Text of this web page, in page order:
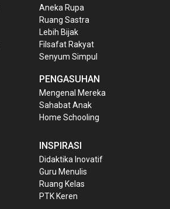
Aneka Rupa
Ruang Sastra
Lebih Bijak
Filsafat Rakyat
Senyum Simpul
PENGASUHAN
Mengenal Mereka
Sahabat Anak
Home Schooling
INSPIRASI
Didaktika Inovatif
Guru Menulis
Ruang Kelas
PTK Keren